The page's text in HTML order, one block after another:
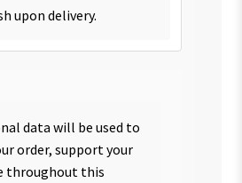
upon delivery.
data will be used to
order, support your
throughout this